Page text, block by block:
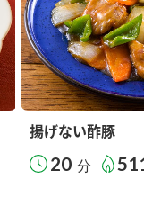
揚げない酢豚
20 分